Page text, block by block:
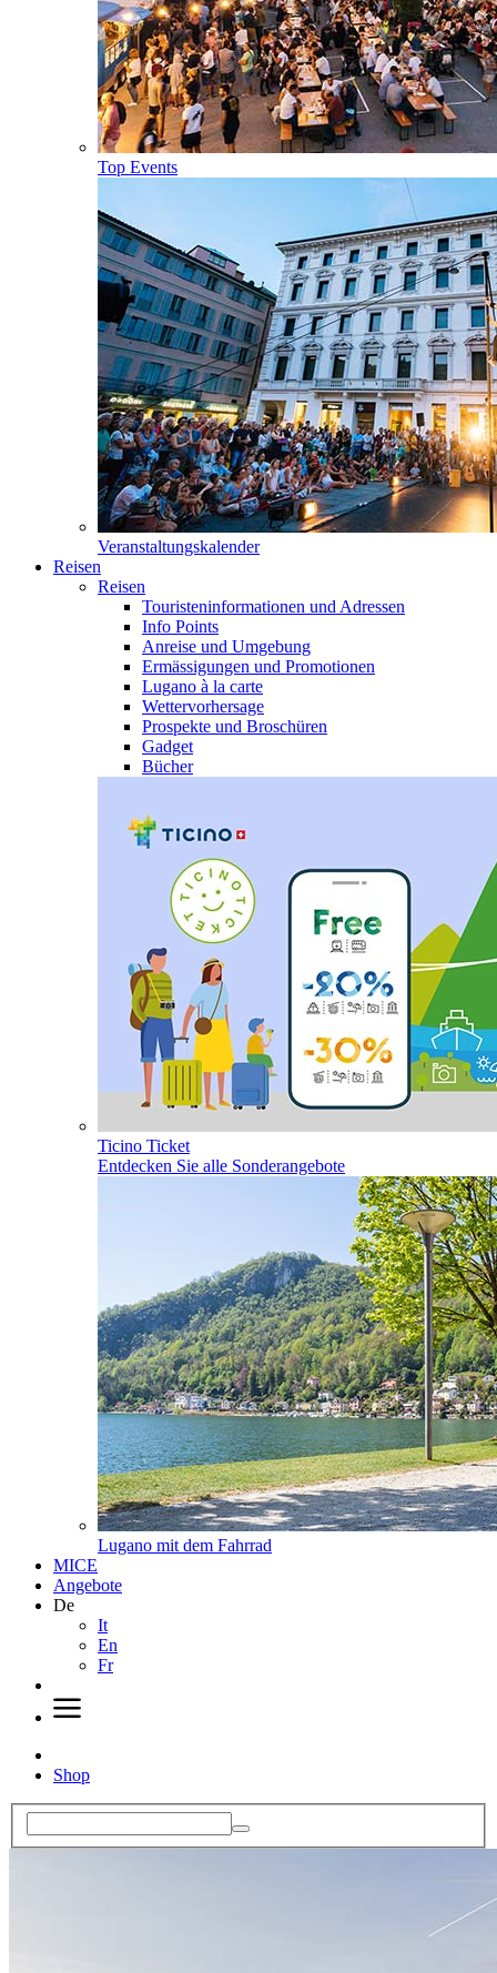
Top Events
Veranstaltungskalender
Reisen
Reisen
Touristeninformationen und Adressen
Info Points
Anreise und Umgebung
Ermässigungen und Promotionen
Lugano à la carte
Wettervorhersage
Prospekte und Broschüren
Gadget
Bücher
Ticino Ticket
Entdecken Sie alle Sonderangebote
Lugano mit dem Fahrrad
MICE
Angebote
De
It
En
Fr
Shop